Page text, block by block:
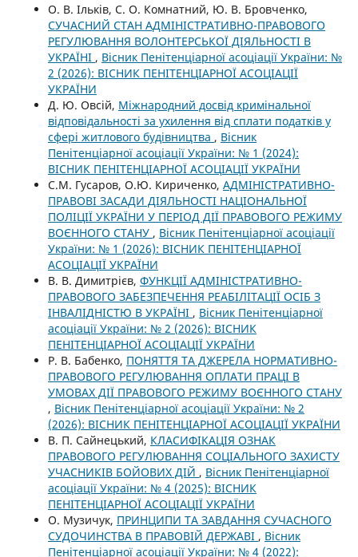
О. В. Ільків, С. О. Комнатний, Ю. В. Бровченко,
СУЧАСНИЙ СТАН АДМІНІСТРАТИВНО-ПРАВОВОГО
РЕГУЛЮВАННЯ ВОЛОНТЕРСЬКОЇ ДІЯЛЬНОСТІ В
УКРАЇНІ , Вісник Пенітенціарної асоціації України: №
2 (2026): ВІСНИК ПЕНІТЕНЦІАРНОЇ АСОЦІАЦІЇ
УКРАЇНИ
Д. Ю. Овсій, Міжнародний досвід кримінальної
відповідальності за ухилення від сплати податків у
сфері житлового будівництва , Вісник
Пенітенціарної асоціації України: № 1 (2024):
ВІСНИК ПЕНІТЕНЦІАРНОЇ АСОЦІАЦІЇ УКРАЇНИ
С.М. Гусаров, О.Ю. Кириченко, АДМІНІСТРАТИВНО-
ПРАВОВІ ЗАСАДИ ДІЯЛЬНОСТІ НАЦІОНАЛЬНОЇ
ПОЛІЦІЇ УКРАЇНИ У ПЕРІОД ДІЇ ПРАВОВОГО РЕЖИМУ
ВОЄННОГО СТАНУ , Вісник Пенітенціарної асоціації
України: № 1 (2026): ВІСНИК ПЕНІТЕНЦІАРНОЇ
АСОЦІАЦІЇ УКРАЇНИ
В. В. Димитрієв, ФУНКЦІЇ АДМІНІСТРАТИВНО-
ПРАВОВОГО ЗАБЕЗПЕЧЕННЯ РЕАБІЛІТАЦІЇ ОСІБ З
ІНВАЛІДНІСТЮ В УКРАЇНІ , Вісник Пенітенціарної
асоціації України: № 2 (2026): ВІСНИК
ПЕНІТЕНЦІАРНОЇ АСОЦІАЦІЇ УКРАЇНИ
Р. В. Бабенко, ПОНЯТТЯ ТА ДЖЕРЕЛА НОРМАТИВНО-
ПРАВОВОГО РЕГУЛЮВАННЯ ОПЛАТИ ПРАЦІ В
УМОВАХ ДІЇ ПРАВОВОГО РЕЖИМУ ВОЄННОГО СТАНУ
, Вісник Пенітенціарної асоціації України: № 2
(2026): ВІСНИК ПЕНІТЕНЦІАРНОЇ АСОЦІАЦІЇ УКРАЇНИ
В. П. Сайнецький, КЛАСИФІКАЦІЯ ОЗНАК
ПРАВОВОГО РЕГУЛЮВАННЯ СОЦІАЛЬНОГО ЗАХИСТУ
УЧАСНИКІВ БОЙОВИХ ДІЙ , Вісник Пенітенціарної
асоціації України: № 4 (2025): ВІСНИК
ПЕНІТЕНЦІАРНОЇ АСОЦІАЦІЇ УКРАЇНИ
О. Музичук, ПРИНЦИПИ ТА ЗАВДАННЯ СУЧАСНОГО
СУДОЧИНСТВА В ПРАВОВІЙ ДЕРЖАВІ , Вісник
Пенітенціарної асоціації України: № 4 (2022):